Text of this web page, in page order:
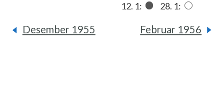
12. 1: 28. 1:
Desember 1955 Februar 1956